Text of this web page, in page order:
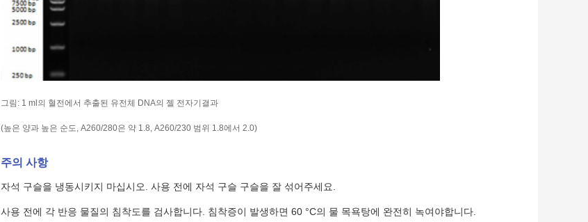
그림: 1 ml의 혈전에서 추출된 유전체 DNA의 젤 전자기결과
(높은 양과 높은 순도, A260/280은 약 1.8, A260/230 범위 1.8에서 2.0)
주의 사항
자석 구슬을 냉동시키지 마십시오. 사용 전에 자석 구슬 구슬을 잘 섞어주세요.
사용 전에 각 반응 물질의 침착도를 검사합니다. 침착증이 발생하면 60 °C의 물 목욕탕에 완전히 녹여야합니다.